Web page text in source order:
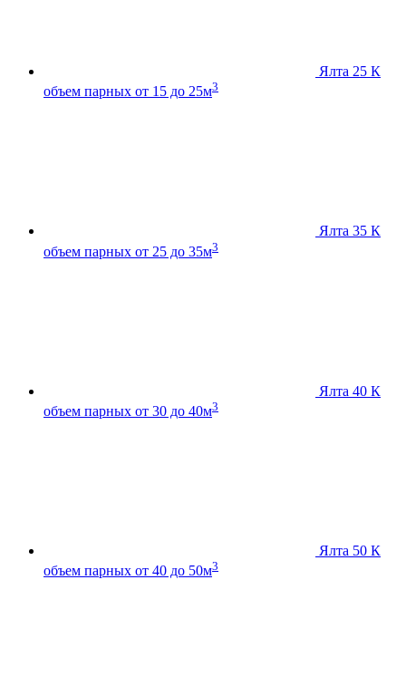
Ялта 25 К
объем парных от 15 до 25м3
Ялта 35 К
объем парных от 25 до 35м3
Ялта 40 К
объем парных от 30 до 40м3
Ялта 50 К
объем парных от 40 до 50м3